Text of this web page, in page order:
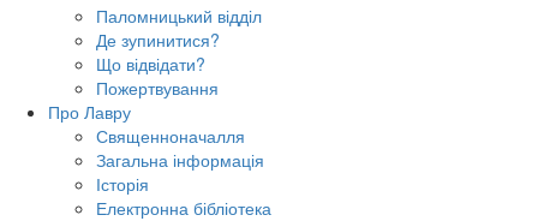
Паломницький відділ
Де зупинитися?
Що відвідати?
Пожертвування
Про Лавру
Священноначалля
Загальна інформація
Історія
Електронна бібліотека